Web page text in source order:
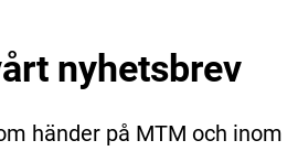
nyhetsbrev
händer på MTM och inom